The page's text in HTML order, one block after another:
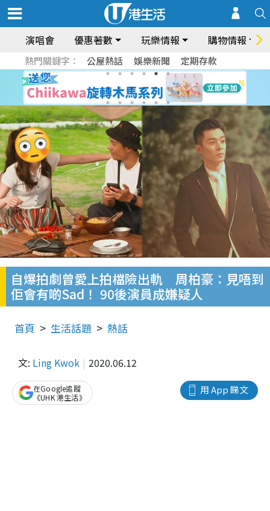
演唱會 優惠著數 玩樂情報 購物情報
熱門關鍵字： 公屋熱話 娛樂新聞 定期存款
自爆拍劇曾愛上拍檔險出軌 周柏豪：見唔到
佢會有啲Sad！ 90後演員成嫌疑人
首頁 生活話題 熱話
文: Ling Kwok 2020.06.12
用 App 睇文
在Google追蹤
《UHK 港生活》